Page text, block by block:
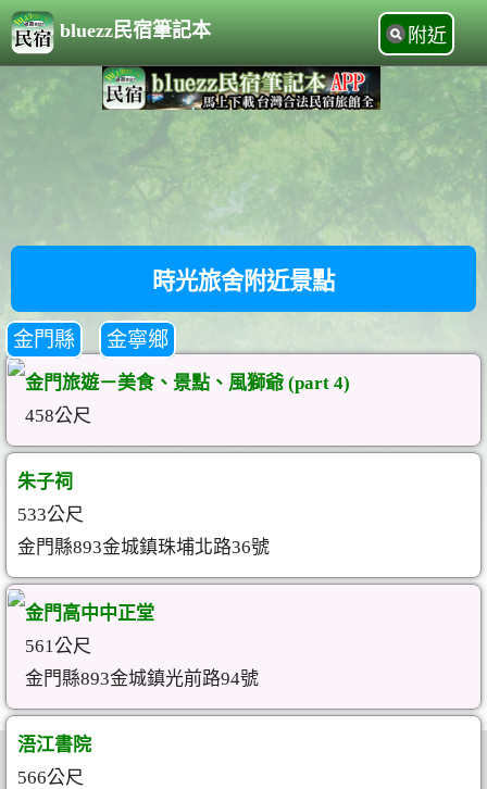
bluezz民宿筆記本 附近
時光旅舍附近景點
金門縣 金寧鄉
金門旅遊－美食、景點、風獅爺 (part 4)
458公尺
朱子祠
533公尺
金門縣893金城鎮珠埔北路36號
金門高中中正堂
561公尺
金門縣893金城鎮光前路94號
浯江書院
566公尺